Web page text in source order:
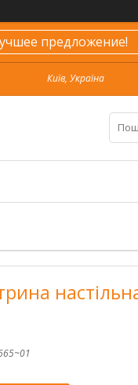
предложение!
Київ, Україна